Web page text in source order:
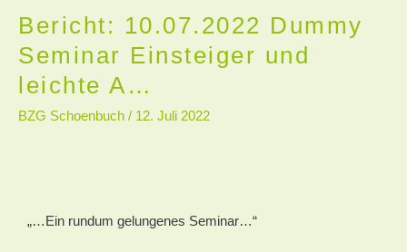
Bericht: 10.07.2022 Dummy
Seminar Einsteiger und
leichte A…
BZG Schoenbuch / 12. Juli 2022
„…Ein rundum gelungenes Seminar…“